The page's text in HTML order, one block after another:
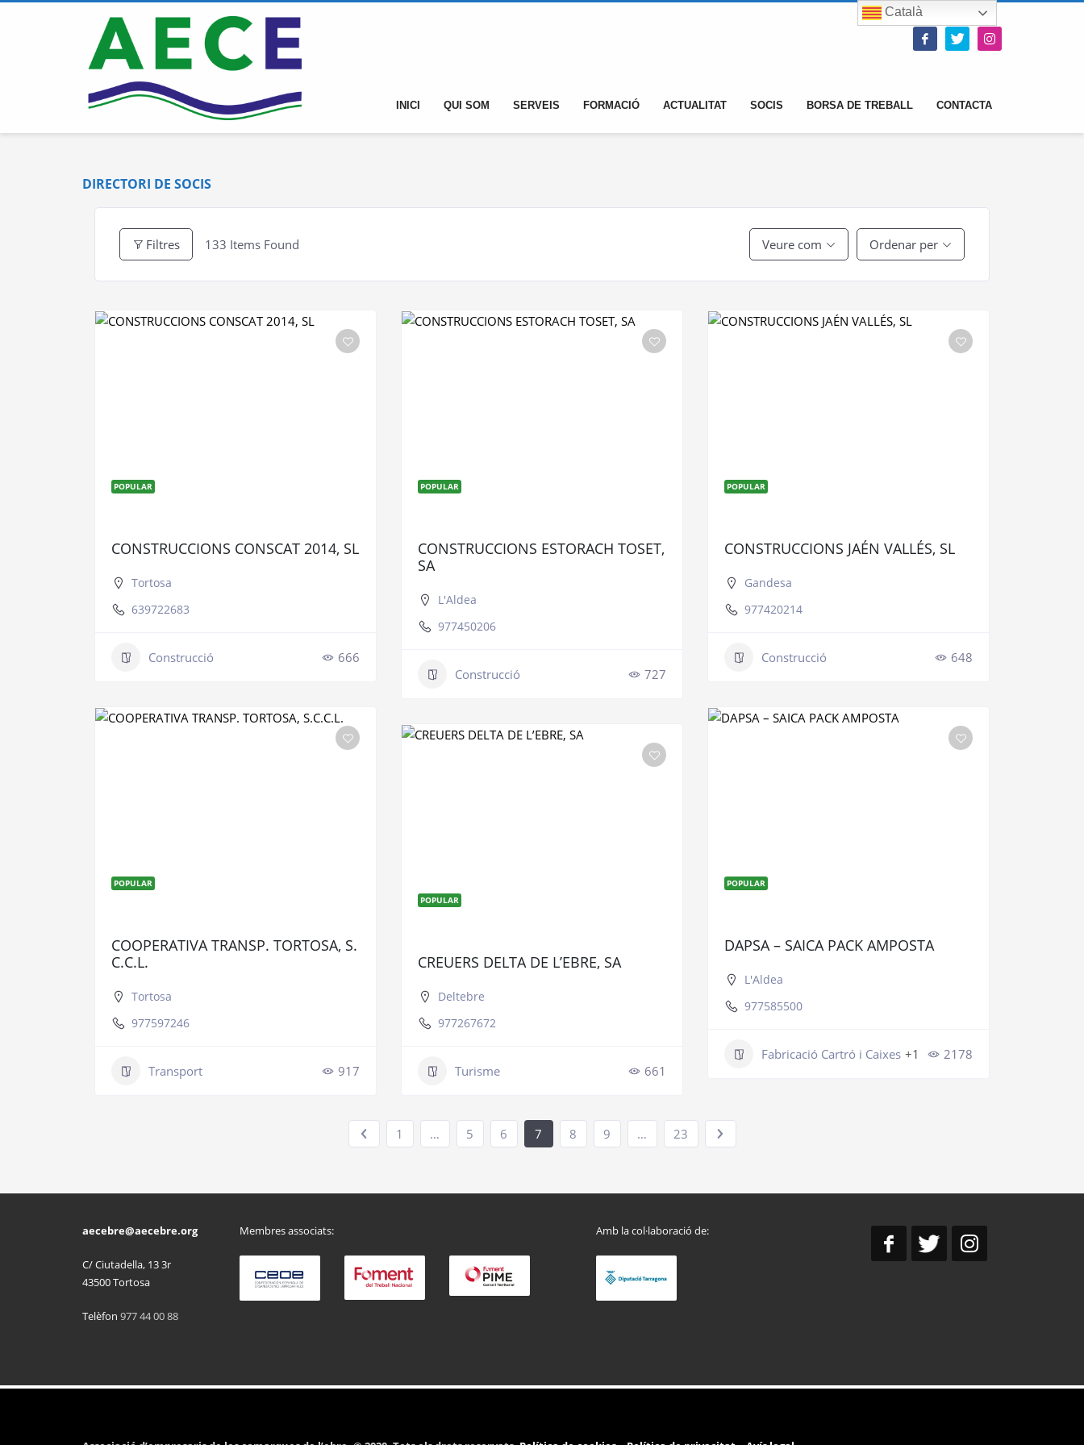
INICI QUI SOM SERVEIS FORMACIÓ ACTUALITAT SOCIS BORSA DE TREBALL CONTACTA
DIRECTORI DE SOCIS
Filtres 133 Items Found Veure com Ordenar per
POPULAR
CONSTRUCCIONS CONSCAT 2014, SL
Tortosa
639722683
Construcció 666
POPULAR
CONSTRUCCIONS ESTORACH TOSET,
SA
L'Aldea
977450206
Construcció 727
POPULAR
CONSTRUCCIONS JAÉN VALLÉS, SL
Gandesa
977420214
Construcció 648
POPULAR
COOPERATIVA TRANSP. TORTOSA, S.
C.C.L.
Tortosa
977597246
Transport 917
POPULAR
CREUERS DELTA DE L’EBRE, SA
Deltebre
977267672
Turisme 661
POPULAR
DAPSA – SAICA PACK AMPOSTA
L'Aldea
977585500
Fabricació Cartró i Caixes +1 2178
1 … 5 6 7 8 9 … 23
aecebre@aecebre.org
C/ Ciutadella, 13 3r
43500 Tortosa
Telèfon 977 44 00 88
Membres associats: Amb la col·laboració de:
Català